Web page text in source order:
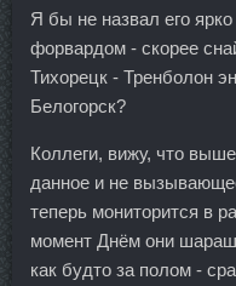
Я бы не назвал его
форвардом - скорее
Тихорецк - Тренболон
Белогорск?
Коллеги, вижу, что
данное и не
теперь мониторится в
момент Днём они
как будто за полом -